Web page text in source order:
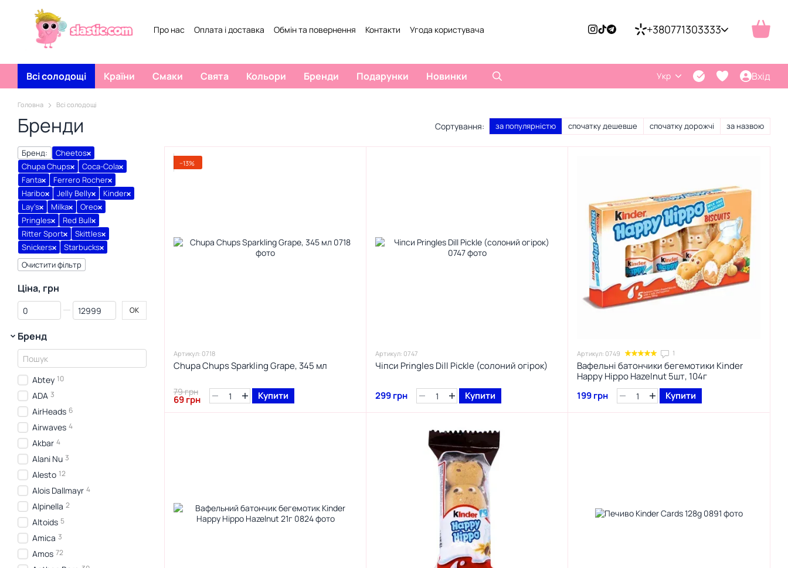
Перейти к основному контенту
Про нас
Оплата і доставка Обмін та повернення Контакти
Угода користувача
+380771303333
Всі солодощі Країни Смаки Свята Кольори Бренди Подарунки Новинки Укр Вхід
Головна Всі солодощі
Бренди Сортування: за популярністю спочатку дешевше спочатку дорожчі за назвою
−13%
Артикул: 0718
Chupa Chups Sparkling Grape, 345 мл
79 грн
69 грн Купити
Артикул: 0747
Чіпси Pringles Dill Pickle (солоний огірок)
299 грн Купити
Артикул: 0749 1
Вафельні батончики бегемотики Kinder
Happy Hippo Hazelnut 5шт, 104г
199 грн
Купити
Бренд:
Cheetos
Chupa Chups
Coca-Cola
Fanta
Ferrero Rocher
Haribo
Jelly Belly
Kinder
Lay's
Milka
Oreo
Pringles
Red Bull
Ritter Sport
Skittles
Snickers
Starbucks
Очистити фільтр
Ціна, грн
От Ціна, грн
До Ціна, грн ОК
Бренд
Abtey 10
ADA 3
AirHeads 6
Airwaves 4
Akbar 4
Alani Nu 3
Alesto 12
Alois Dallmayr 4
Alpinella 2
Altoids 5
Amica 3
Amos 72